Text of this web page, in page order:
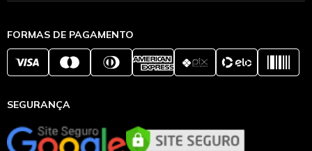
FORMAS DE PAGAMENTO
SEGURANÇA